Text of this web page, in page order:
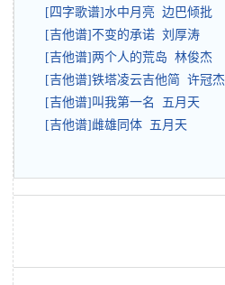
[四字歌谱]水中月亮 边巴倾批
[吉他谱]不变的承诺 刘厚涛
[吉他谱]两个人的荒岛 林俊杰
[吉他谱]铁塔凌云吉他简 许冠杰
[吉他谱]叫我第一名 五月天
[吉他谱]雌雄同体 五月天